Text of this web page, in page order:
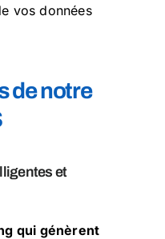
vos données
de notre
et
qui génèrent